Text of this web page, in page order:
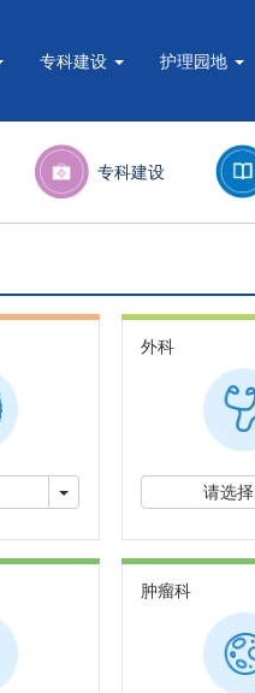
专科建设 护理园地
专科建设
切换下拉菜单
外科
请选择
肿瘤科